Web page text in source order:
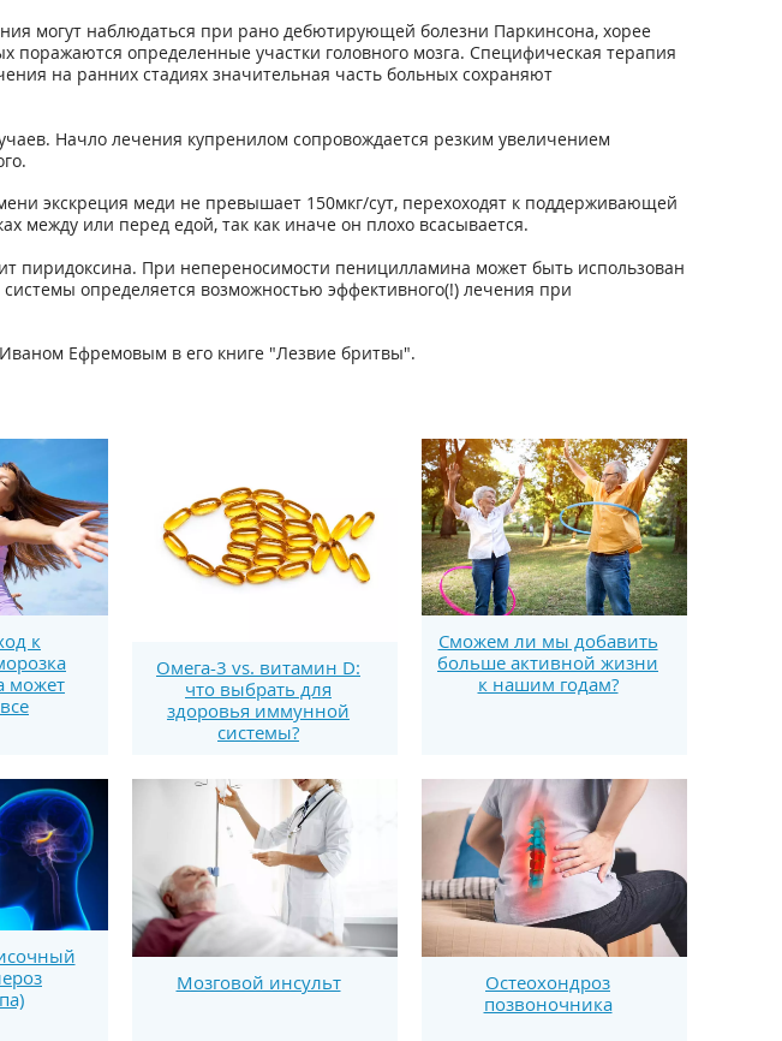
могут наблюдаться при рано дебютирующей болезни Паркинсона, хорее
поражаются определенные участки головного мозга. Специфическая терапия
на ранних стадиях значительная часть больных сохраняют
Начло лечения купренилом сопровождается резким увеличением
экскреция меди не превышает 150мкг/сут, перехоходят к поддерживающей
между или перед едой, так как иначе он плохо всасывается.
При непереносимости пеницилламина может быть использован
определяется возможностью эффективного(!) лечения при
Ефремовым в его книге "Лезвие бритвы".
к
может
Омега-3 vs. витамин D:
что выбрать для
здоровья иммунной
системы?
Сможем ли мы добавить
больше активной жизни
к нашим годам?
Мозговой инсульт
Остеохондроз
позвоночника